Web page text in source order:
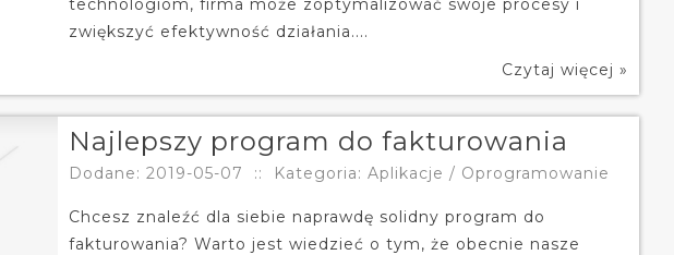
technologiom, firma może zoptymalizować swoje procesy i
zwiększyć efektywność działania....
Czytaj więcej »
Najlepszy program do fakturowania
Dodane: 2019-05-07 :: Kategoria: Aplikacje / Oprogramowanie
Chcesz znaleźć dla siebie naprawdę solidny program do
fakturowania? Warto jest wiedzieć o tym, że obecnie nasze